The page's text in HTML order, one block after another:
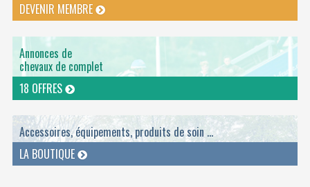
DEVENIR MEMBRE
Annonces de
chevaux de complet
18 OFFRES
Accessoires, équipements, produits de soin ...
LA BOUTIQUE